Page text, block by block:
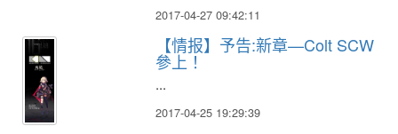
2017-04-27 09:42:11
【情报】予告:新章—Colt SCW
參上！
...
2017-04-25 19:29:39